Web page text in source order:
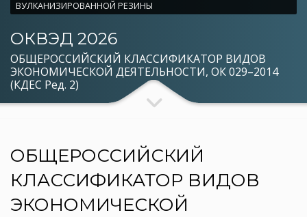
ВУЛКАНИЗИРОВАННОЙ РЕЗИНЫ
ОКВЭД 2026
ОБЩЕРОССИЙСКИЙ КЛАССИФИКАТОР ВИДОВ
ЭКОНОМИЧЕСКОЙ ДЕЯТЕЛЬНОСТИ, ОК 029–2014
(КДЕС Ред. 2)
ОБЩЕРОССИЙСКИЙ
КЛАССИФИКАТОР ВИДОВ
ЭКОНОМИЧЕСКОЙ